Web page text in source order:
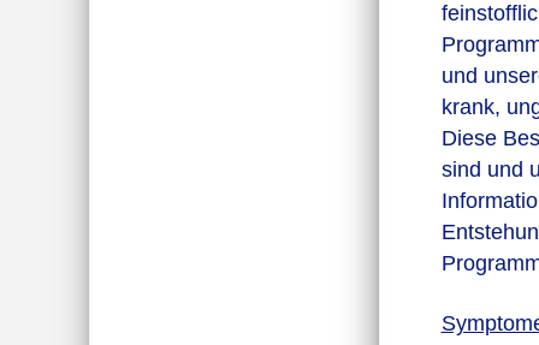
und
krank,
Diese
sind und